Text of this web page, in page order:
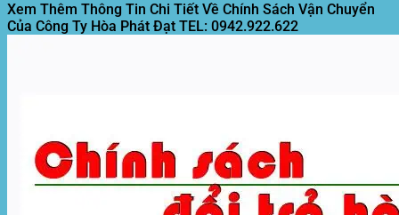
Xem Thêm Thông Tin Chi Tiết Về Chính Sách Vận Chuyển
Của Công Ty Hòa Phát Đạt TEL: 0942.922.622